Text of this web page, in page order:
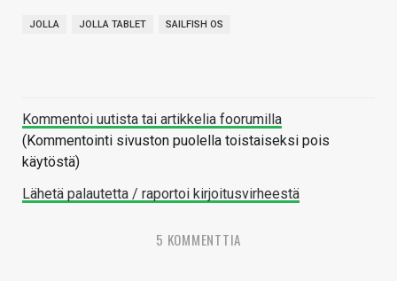
JOLLA JOLLA TABLET SAILFISH OS
Kommentoi uutista tai artikkelia foorumilla
(Kommentointi sivuston puolella toistaiseksi pois
käytöstä)
Lähetä palautetta / raportoi kirjoitusvirheestä
5 KOMMENTTIA